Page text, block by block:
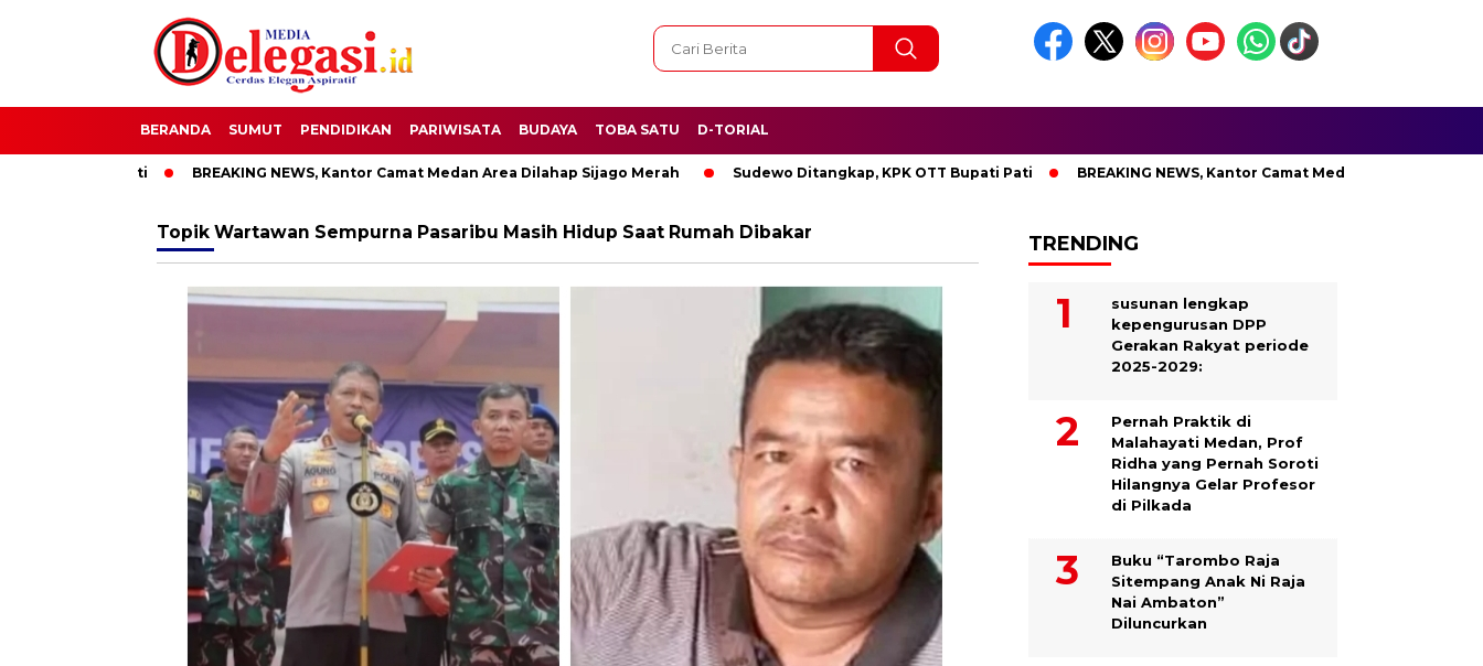
BERANDA SUMUT PENDIDIKAN PARIWISATA BUDAYA TOBA SATU D-TORIAL
BREAKING NEWS, Kantor Camat Medan Area Dilahap Sijago Merah Sudewo Ditangkap, KPK OTT Bupati Pati BREAKING NEWS, Kantor Camat Medan Area Dilahap Sijago
Topik Wartawan Sempurna Pasaribu Masih Hidup Saat Rumah Dibakar TRENDING
susunan lengkap
kepengurusan DPP
Gerakan Rakyat periode
2025-2029:
Pernah Praktik di
Malahayati Medan, Prof
Ridha yang Pernah Soroti
Hilangnya Gelar Profesor
di Pilkada
Buku “Tarombo Raja
Sitempang Anak Ni Raja
Nai Ambaton”
Diluncurkan